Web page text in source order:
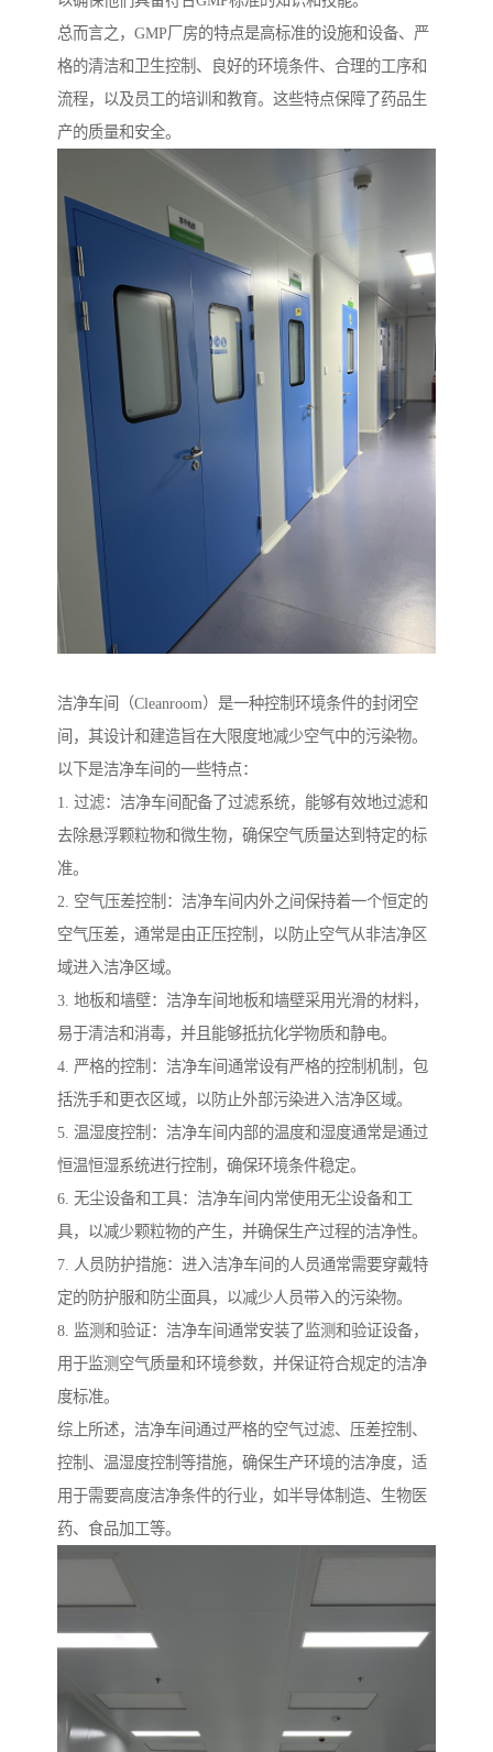
总而言之，GMP厂房的特点是高标准的设施和设备、严
格的清洁和卫生控制、良好的环境条件、合理的工序和
流程，以及员工的培训和教育。这些特点保障了药品生
产的质量和安全。
洁净车间（Cleanroom）是一种控制环境条件的封闭空
间，其设计和建造旨在大限度地减少空气中的污染物。
以下是洁净车间的一些特点：
1. 过滤：洁净车间配备了过滤系统，能够有效地过滤和
去除悬浮颗粒物和微生物，确保空气质量达到特定的标
准。
2. 空气压差控制：洁净车间内外之间保持着一个恒定的
空气压差，通常是由正压控制，以防止空气从非洁净区
域进入洁净区域。
3. 地板和墙壁：洁净车间地板和墙壁采用光滑的材料，
易于清洁和消毒，并且能够抵抗化学物质和静电。
4. 严格的控制：洁净车间通常设有严格的控制机制，包
括洗手和更衣区域，以防止外部污染进入洁净区域。
5. 温湿度控制：洁净车间内部的温度和湿度通常是通过
恒温恒湿系统进行控制，确保环境条件稳定。
6. 无尘设备和工具：洁净车间内常使用无尘设备和工
具，以减少颗粒物的产生，并确保生产过程的洁净性。
7. 人员防护措施：进入洁净车间的人员通常需要穿戴特
定的防护服和防尘面具，以减少人员带入的污染物。
8. 监测和验证：洁净车间通常安装了监测和验证设备，
用于监测空气质量和环境参数，并保证符合规定的洁净
度标准。
综上所述，洁净车间通过严格的空气过滤、压差控制、
控制、温湿度控制等措施，确保生产环境的洁净度，适
用于需要高度洁净条件的行业，如半导体制造、生物医
药、食品加工等。